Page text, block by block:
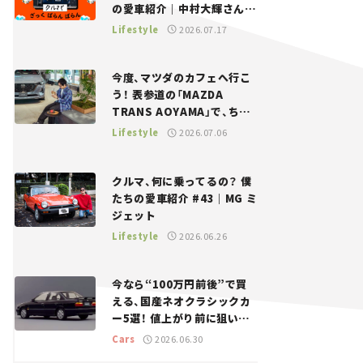
の愛車紹介｜中村大輝さん
——瀬イオナと嶋田智之の
Lifestyle 2026.07.17
今度、マツダのカフェへ行こ
う！ 表参道の「MAZDA
TRANS AOYAMA」で、ちょ
っとひと息。——連載｜CCG
Lifestyle 2026.07.06
クルマ、何に乗ってるの？ 僕
たちの愛車紹介 #43｜MG ミ
ジェット
Lifestyle 2026.06.26
今なら“100万円前後”で買
える、国産ネオクラシックカ
ー5選！ 値上がり前に狙いた
い、中古車探しをお手伝い――ち
Cars 2026.06.30